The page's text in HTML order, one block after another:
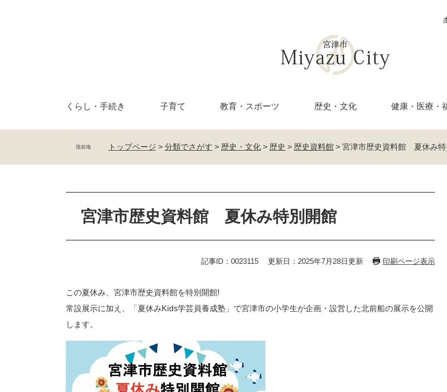
くらし・ 手続き 子育て 教育・ スポーツ 歴史・文化 健康・医療・
現在地 トップページ > 分類でさがす > 歴史・文化 > 歴史 > 歴史資料館 > 宮津市歴史資料館 夏休み特
宮津市歴史資料館 夏休み特別開館
記事ID：0023115 更新日：2025年7月28日更新 印刷ページ表示
この夏休み、宮津市歴史資料館を特別開館!
常設展示に加え、「夏休みKids学芸員養成塾」で宮津市の小学生が企画・設営した北前船の展示を公開
します。